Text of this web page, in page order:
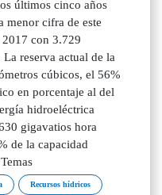
últimos cinco años
menor cifra de este
con 3.729
reserva actual de la
cúbicos, el 56%
en porcentaje al del
hidroeléctrica
gigavatios hora
de la capacidad
Recursos hídricos